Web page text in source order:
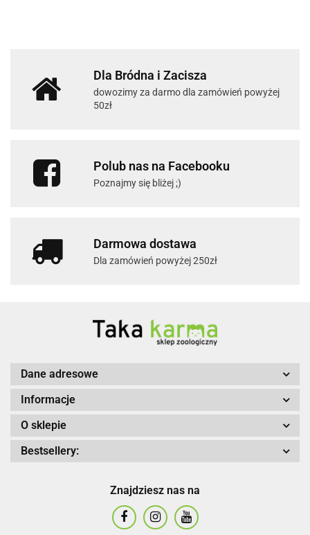
Dla Bródna i Zacisza
dowozimy za darmo dla zamówień powyżej
50zł
Polub nas na Facebooku
Poznajmy się bliżej ;)
Darmowa dostawa
Dla zamówień powyżej 250zł
Dane adresowe
Informacje
O sklepie
Bestsellery:
Znajdziesz nas na